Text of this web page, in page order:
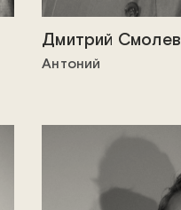
Дмитрий Смолев
Антоний